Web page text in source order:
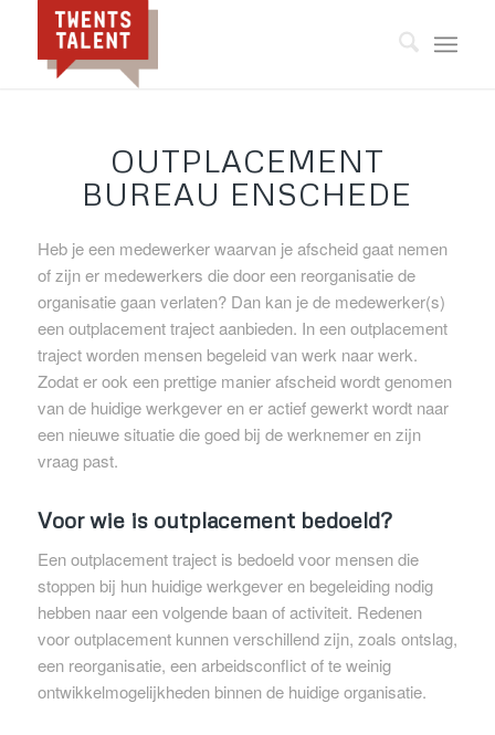
OUTPLACEMENT
BUREAU ENSCHEDE
Heb je een medewerker waarvan je afscheid gaat nemen
of zijn er medewerkers die door een reorganisatie de
organisatie gaan verlaten? Dan kan je de medewerker(s)
een outplacement traject aanbieden. In een outplacement
traject worden mensen begeleid van werk naar werk.
Zodat er ook een prettige manier afscheid wordt genomen
van de huidige werkgever en er actief gewerkt wordt naar
een nieuwe situatie die goed bij de werknemer en zijn
vraag past.
Voor wie is outplacement bedoeld?
Een outplacement traject is bedoeld voor mensen die
stoppen bij hun huidige werkgever en begeleiding nodig
hebben naar een volgende baan of activiteit. Redenen
voor outplacement kunnen verschillend zijn, zoals ontslag,
een reorganisatie, een arbeidsconflict of te weinig
ontwikkelmogelijkheden binnen de huidige organisatie.